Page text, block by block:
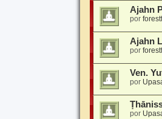
Ajahn
por
Ajahn
por
Ven.
por
por